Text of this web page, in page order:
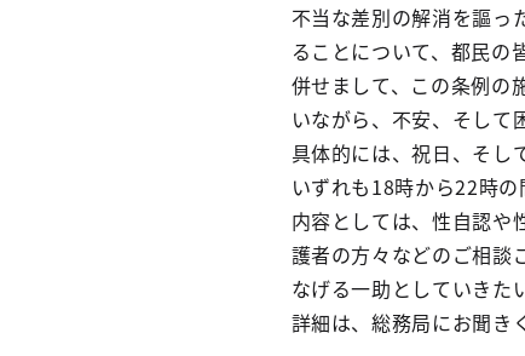
不当な差別の解消を謳っ
ることについて、都民の
併せまして、この条例の
いながら、不安、そして
具体的には、祝日、そし
いずれも18時から22時の
内容としては、性自認や
護者の方々などのご相談
なげる一助としていきた
詳細は、総務局にお聞き